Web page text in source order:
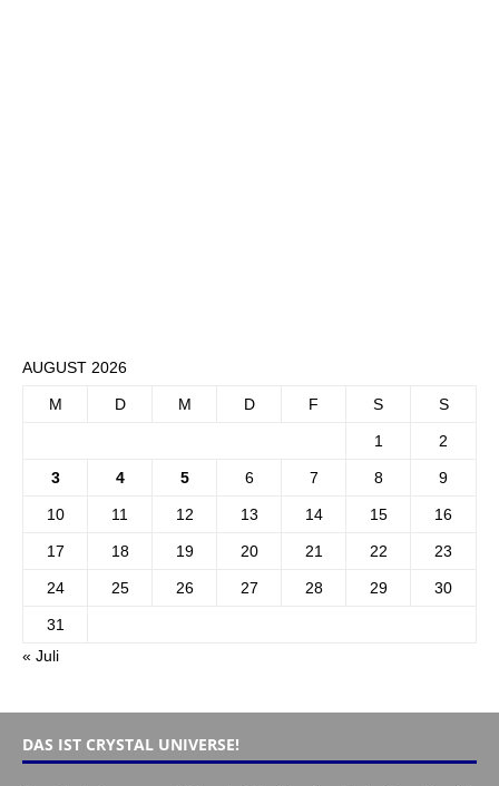
AUGUST 2026
M D M D F S S
1 2
3 4 5 6 7 8 9
10 11 12 13 14 15 16
17 18 19 20 21 22 23
24 25 26 27 28 29 30
31
« Juli
DAS IST CRYSTAL UNIVERSE!